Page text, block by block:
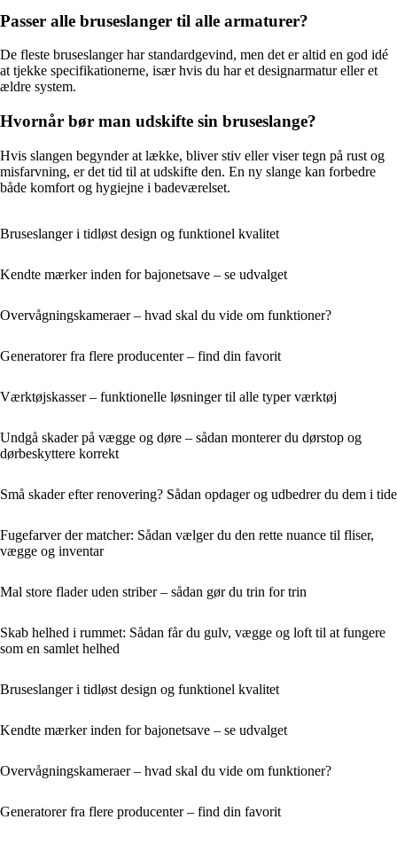
Passer alle bruseslanger til alle armaturer?
De fleste bruseslanger har standardgevind, men det er altid en god idé
at tjekke specifikationerne, især hvis du har et designarmatur eller et
ældre system.
Hvornår bør man udskifte sin bruseslange?
Hvis slangen begynder at lække, bliver stiv eller viser tegn på rust og
misfarvning, er det tid til at udskifte den. En ny slange kan forbedre
både komfort og hygiejne i badeværelset.
Bruseslanger i tidløst design og funktionel kvalitet
Kendte mærker inden for bajonetsave – se udvalget
Overvågningskameraer – hvad skal du vide om funktioner?
Generatorer fra flere producenter – find din favorit
Værktøjskasser – funktionelle løsninger til alle typer værktøj
Undgå skader på vægge og døre – sådan monterer du dørstop og
dørbeskyttere korrekt
Små skader efter renovering? Sådan opdager og udbedrer du dem i tide
Fugefarver der matcher: Sådan vælger du den rette nuance til fliser,
vægge og inventar
Mal store flader uden striber – sådan gør du trin for trin
Skab helhed i rummet: Sådan får du gulv, vægge og loft til at fungere
som en samlet helhed
Bruseslanger i tidløst design og funktionel kvalitet
Kendte mærker inden for bajonetsave – se udvalget
Overvågningskameraer – hvad skal du vide om funktioner?
Generatorer fra flere producenter – find din favorit